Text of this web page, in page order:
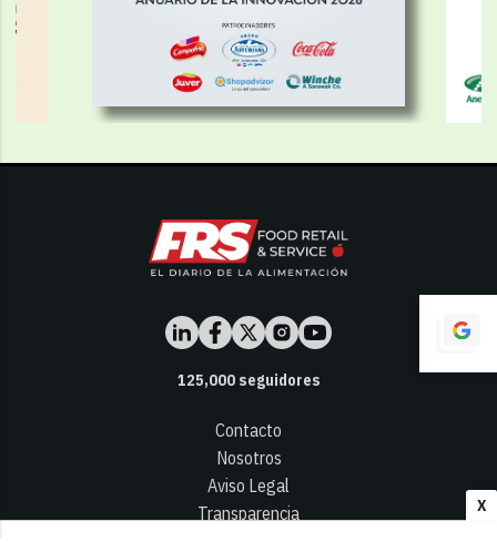
X
125,000seguidores
Contacto
Nosotros
Aviso Legal
Transparencia